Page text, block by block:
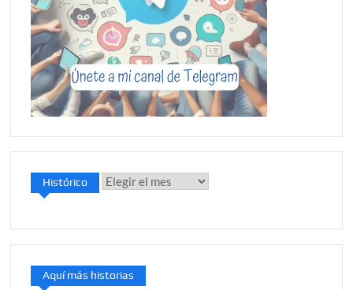
Histórico Histórico
Aquí más historias